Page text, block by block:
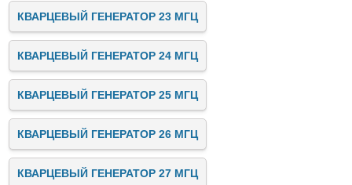
КВАРЦЕВЫЙ ГЕНЕРАТОР 23 МГЦ
КВАРЦЕВЫЙ ГЕНЕРАТОР 24 МГЦ
КВАРЦЕВЫЙ ГЕНЕРАТОР 25 МГЦ
КВАРЦЕВЫЙ ГЕНЕРАТОР 26 МГЦ
КВАРЦЕВЫЙ ГЕНЕРАТОР 27 МГЦ